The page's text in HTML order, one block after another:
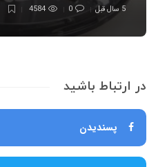
5 سال قبل 0
4584
در ارتباط باشید
پسندیدن